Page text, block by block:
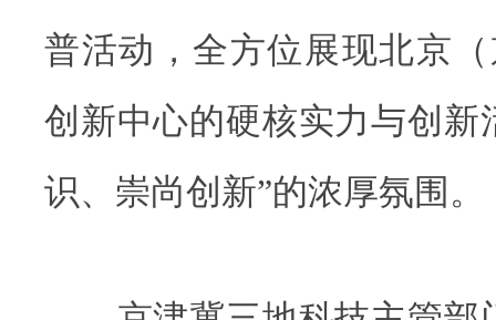
普活动，全方位展现北京
创新中心的硬核实力与创新
识、崇尚创新”的浓厚氛围。